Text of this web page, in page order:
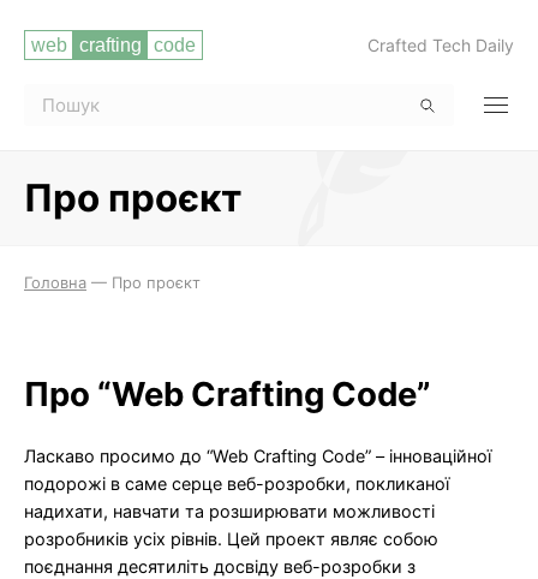
Crafted Tech Daily
Про проєктЧитати повністю
Головна — Про проєкт
Про “Web Crafting Code”
Ласкаво просимо до “Web Crafting Code” – інноваційної
подорожі в саме серце веб-розробки, покликаної
надихати, навчати та розширювати можливості
розробників усіх рівнів. Цей проект являє собою
поєднання десятиліть досвіду веб-розробки з